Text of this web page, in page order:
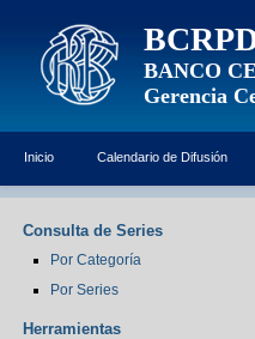
BANCO
Gerencia
Inicio Calendario de Difusión
Consulta de Series
Por Categoría
Por Series
Herramientas